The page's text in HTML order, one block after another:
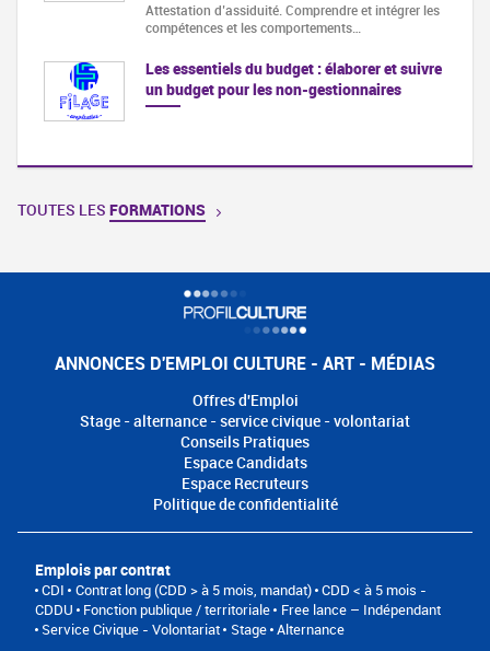
Attestation d’assiduité. Comprendre et intégrer les
compétences et les comportements…
Les essentiels du budget : élaborer et suivre
un budget pour les non-gestionnaires
TOUTES LES FORMATIONS
ANNONCES D'EMPLOI CULTURE - ART - MÉDIAS
Offres d'Emploi
Stage - alternance - service civique - volontariat
Conseils Pratiques
Espace Candidats
Espace Recruteurs
Politique de confidentialité
Emplois par contrat
CDI Contrat long (CDD > à 5 mois, mandat) CDD < à 5 mois -
CDDU
Fonction publique / territoriale
Free lance – Indépendant
Service Civique - Volontariat
Stage Alternance